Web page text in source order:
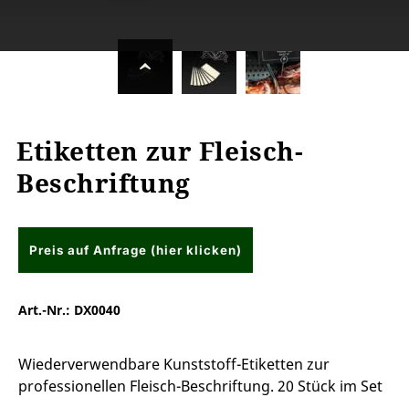
Etiketten zur Fleisch-
Beschriftung
Preis auf Anfrage (hier klicken)
Art.-Nr.: DX0040
Wiederverwendbare Kunststoff-Etiketten zur
professionellen Fleisch-Beschriftung. 20 Stück im Set